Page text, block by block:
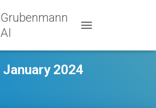
Grubenmann
AI
January 2024